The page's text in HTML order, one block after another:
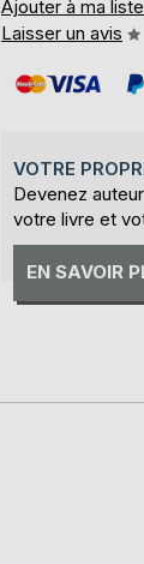
Ajouter à ma
Laisser un avis
VOTRE
Devenez
votre livre et
EN SAVOIR